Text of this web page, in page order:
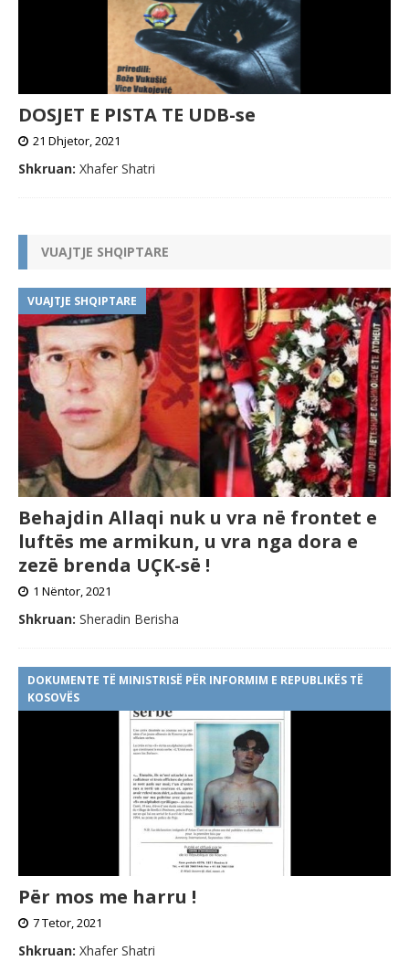
DOSJET E PISTA TE UDB-se
21 Dhjetor, 2021
Shkruan: Xhafer Shatri
VUAJTJE SHQIPTARE
VUAJTJE SHQIPTARE
Behajdin Allaqi nuk u vra në frontet e
luftës me armikun, u vra nga dora e
zezë brenda UÇK-së !
1 Nëntor, 2021
Shkruan: Sheradin Berisha
DOKUMENTE TË MINISTRISË PËR INFORMIM E REPUBLIKËS TË
KOSOVËS
Për mos me harru !
7 Tetor, 2021
Shkruan: Xhafer Shatri